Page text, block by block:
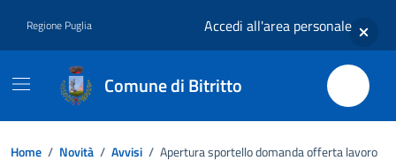
Regione Puglia Accedi all'area personale
Comune di Bitritto
Home / Novità / Avvisi / Apertura sportello domanda offerta lavoro